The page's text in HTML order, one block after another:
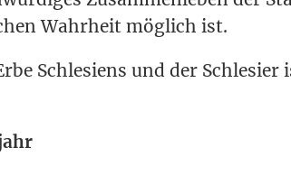
Wahr­heit mög­lich ist.
Schle­si­ens und der Schle­si­er